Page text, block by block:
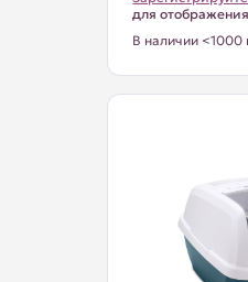
для
В наличии <1000